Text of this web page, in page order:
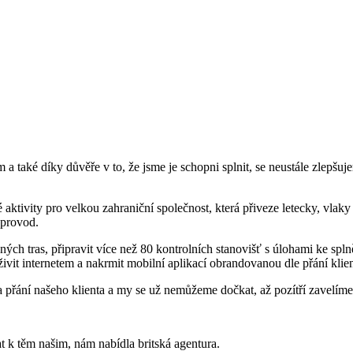
také díky důvěře v to, že jsme je schopni splnit, se neustále
pro velkou zahraniční společnost, která přiveze letecky,
tras, připravit více než 80 kontrolních stanovišť s úlohami ke
internetem a nakrmit mobilní aplikací obrandovanou dle přání
našeho klienta a my se už nemůžeme dočkat, až pozítří
těm našim, nám nabídla britská agentura.